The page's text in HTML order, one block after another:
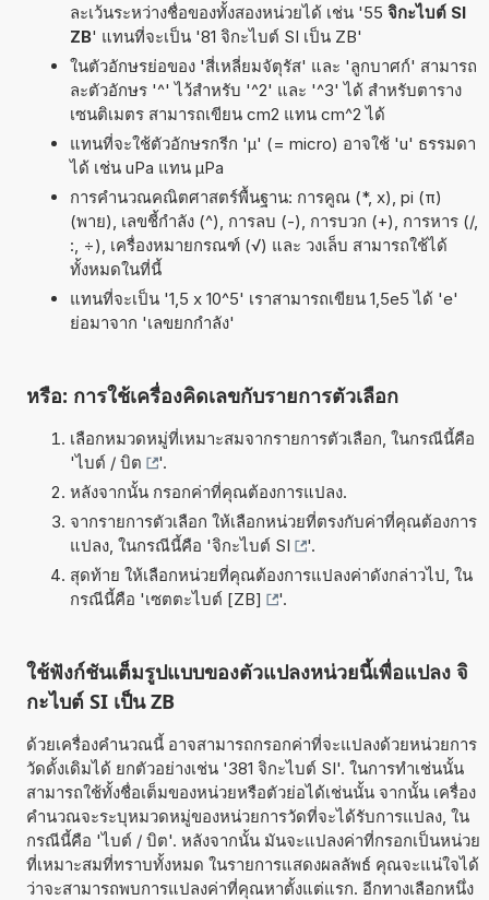
ละเว้นระหว่างชื่อของทั้งสองหน่วยได้ เช่น '55 จิกะไบต์ SI
ZB' แทนที่จะเป็น '81 จิกะไบต์ SI เป็น ZB'
ในตัวอักษรย่อของ 'สี่เหลี่ยมจัตุรัส' และ 'ลูกบาศก์' สามารถ
ละตัวอักษร '^' ไว้สำหรับ '^2' และ '^3' ได้ สำหรับตาราง
เซนติเมตร สามารถเขียน cm2 แทน cm^2 ได้
แทนที่จะใช้ตัวอักษรกรีก 'µ' (= micro) อาจใช้ 'u' ธรรมดา
ได้ เช่น uPa แทน µPa
การคำนวณคณิตศาสตร์พื้นฐาน: การคูณ (*, x), pi (π)
(พาย), เลขชี้กำลัง (^), การลบ (-), การบวก (+), การหาร (/,
:, ÷), เครื่องหมายกรณฑ์ (√) และ วงเล็บ สามารถใช้ได้
ทั้งหมดในที่นี้
แทนที่จะเป็น '1,5 x 10^5' เราสามารถเขียน 1,5e5 ได้ 'e'
ย่อมาจาก 'เลขยกกำลัง'
หรือ: การใช้เครื่องคิดเลขกับรายการตัวเลือก
เลือกหมวดหมู่ที่เหมาะสมจากรายการตัวเลือก, ในกรณีนี้คือ
'ไบต์ / บิต
'.
หลังจากนั้น กรอกค่าที่คุณต้องการแปลง.
จากรายการตัวเลือก ให้เลือกหน่วยที่ตรงกับค่าที่คุณต้องการ
แปลง, ในกรณีนี้คือ 'จิกะไบต์ SI
'.
สุดท้าย ให้เลือกหน่วยที่คุณต้องการแปลงค่าดังกล่าวไป, ใน
กรณีนี้คือ 'เซตตะไบต์ [ZB] '.
ใช้ฟังก์ชันเต็มรูปแบบของตัวแปลงหน่วยนี้เพื่อแปลง จิ
กะไบต์ SI เป็น ZB
ด้วยเครื่องคำนวณนี้ อาจสามารถกรอกค่าที่จะแปลงด้วยหน่วยการ
วัดดั้งเดิมได้ ยกตัวอย่างเช่น '381 จิกะไบต์ SI'. ในการทำเช่นนั้น
สามารถใช้ทั้งชื่อเต็มของหน่วยหรือตัวย่อได้เช่นนั้น จากนั้น เครื่อง
คำนวณจะระบุหมวดหมู่ของหน่วยการวัดที่จะได้รับการแปลง, ใน
กรณีนี้คือ 'ไบต์ / บิต'. หลังจากนั้น มันจะแปลงค่าที่กรอกเป็นหน่วย
ที่เหมาะสมที่ทราบทั้งหมด ในรายการแสดงผลลัพธ์ คุณจะแน่ใจได้
ว่าจะสามารถพบการแปลงค่าที่คุณหาตั้งแต่แรก. อีกทางเลือกหนึ่ง